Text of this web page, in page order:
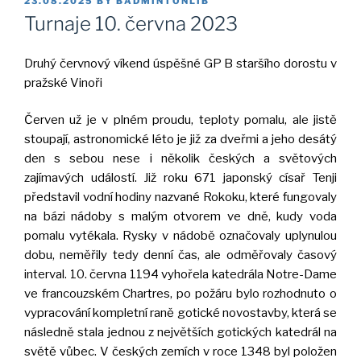
ON
Turnaje 10. června 2023
Druhý červnový víkend úspěšné GP B staršího dorostu v
pražské Vinoři
Červen už je v plném proudu, teploty pomalu, ale jistě
stoupají, astronomické léto je již za dveřmi a jeho desátý
den s sebou nese i několik českých a světových
zajímavých událostí. Již roku 671 japonský císař Tenji
představil vodní hodiny nazvané Rokoku, které fungovaly
na bázi nádoby s malým otvorem ve dně, kudy voda
pomalu vytékala. Rysky v nádobě označovaly uplynulou
dobu, neměřily tedy denní čas, ale odměřovaly časový
interval. 10. června 1194 vyhořela katedrála Notre-Dame
ve francouzském Chartres, po požáru bylo rozhodnuto o
vypracování kompletní raně gotické novostavby, která se
následně stala jednou z největších gotických katedrál na
světě vůbec. V českých zemích v roce 1348 byl položen